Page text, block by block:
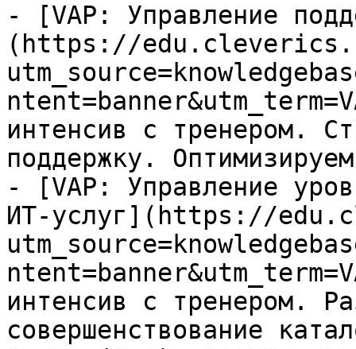
- [VAP: Управление
(https://
интенсив с тренером.
поддержку.
- [VAP: Управление
ИТ-услуг](https://
интенсив с тренером.
совершенствование